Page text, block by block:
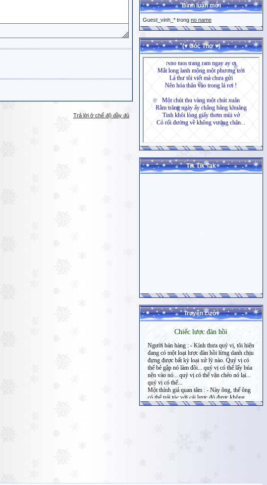
Trả lời ở chế độ đầy đủ
Bình luận mới
Guest_vinh_* trong no name
(♥ Góc Thơ ♥)
Tik Tik Tak
Truyện cười